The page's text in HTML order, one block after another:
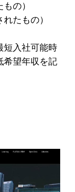
の）
たもの）
短入社可能時
希望年収を記